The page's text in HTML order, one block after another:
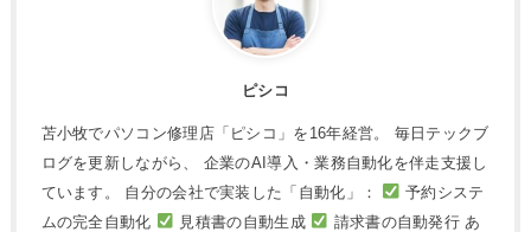
ピシコ
苫小牧でパソコン修理店「ピシコ」を16年経営。 毎日テックブ
ログを更新しながら、 企業のAI導入・業務自動化を伴走支援し
ています。 自分の会社で実装した「自動化」：
予約システ
ムの完全自動化
見積書の自動生成
請求書の自動発行 あ